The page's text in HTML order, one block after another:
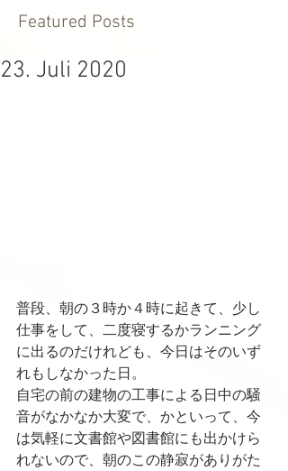
Featured Posts
23. Juli 2020
普段、朝の３時か４時に起きて、少し
仕事をして、二度寝するかランニング
に出るのだけれども、今日はそのいず
れもしなかった日。
自宅の前の建物の工事による日中の騒
音がなかなか大変で、かといって、今
は気軽に文書館や図書館にも出かけら
れないので、朝のこの静寂がありがた